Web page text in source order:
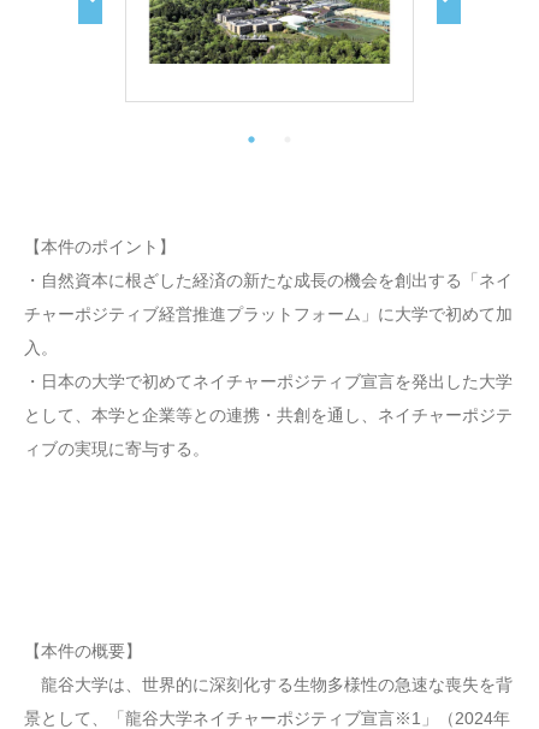
【本件のポイント】
・自然資本に根ざした経済の新たな成長の機会を創出する「ネイ
チャーポジティブ経営推進プラットフォーム」に大学で初めて加
入。
・日本の大学で初めてネイチャーポジティブ宣言を発出した大学
として、本学と企業等との連携・共創を通し、ネイチャーポジテ
ィブの実現に寄与する。
【本件の概要】
龍谷大学は、世界的に深刻化する生物多様性の急速な喪失を背
景として、「龍谷大学ネイチャーポジティブ宣言※1」（2024年